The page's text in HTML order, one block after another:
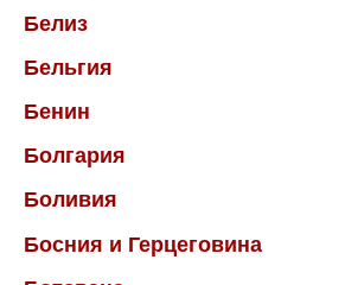
Белиз
Бельгия
Бенин
Болгария
Боливия
Босния и Герцеговина